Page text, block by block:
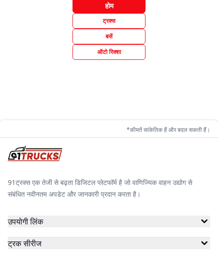
होम
ट्रक्स
बसें
ऑटो रिक्शा
*कीमतें सांकेतिक हैं और बदल सकती हैं।
91ट्रक्स एक तेजी से बढ़ता डिजिटल प्लेटफॉर्म है जो वाणिज्यिक वाहन उद्योग से
संबंधित नवीनतम अपडेट और जानकारी प्रदान करता है।
उपयोगी लिंक
ट्रक सीरीज